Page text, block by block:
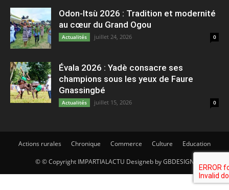
Odon-Itsù 2026 : Tradition et modernité
au cœur du Grand Ogou
Actualités juillet 24, 2026 0
Évala 2026 : Yadè consacre ses
champions sous les yeux de Faure
Gnassingbé
Actualités juillet 15, 2026 0
Actions rurales Chronique Commerce Culture Education
© © Copyright IMPARTIALACTU Designeb by GBDESIGN